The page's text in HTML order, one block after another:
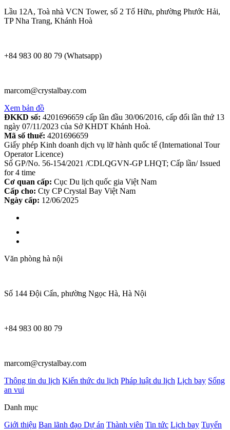
Lầu 12A, Toà nhà VCN Tower, số 2 Tố Hữu, phường Phước Hải,
TP Nha Trang, Khánh Hoà
+84 983 00 80 79 (Whatsapp)
marcom@crystalbay.com
Xem bản đồ
ĐKKD số: 4201696659 cấp lần đầu 30/06/2016, cấp đổi lần thứ 13
ngày 07/11/2023 của Sở KHDT Khánh Hoà.
Mã số thuế: 4201696659
Giấy phép Kinh doanh dịch vụ lữ hành quốc tế (International Tour
Operator Licence)
Số GP/No. 56-154/2021 /CDLQGVN-GP LHQT; Cấp lần/ Issued
for 4 time
Cơ quan cấp: Cục Du lịch quốc gia Việt Nam
Cấp cho: Cty CP Crystal Bay Việt Nam
Ngày cấp: 12/06/2025
Văn phòng hà nội
Số 144 Đội Cấn, phường Ngọc Hà, Hà Nội
+84 983 00 80 79
marcom@crystalbay.com
Thông tin du lịch Kiến thức du lịch Pháp luật du lịch Lịch bay Sống
an vui
Danh mục
Giới thiệu Ban lãnh đạo Dự án Thành viên Tin tức Lịch bay Tuyển